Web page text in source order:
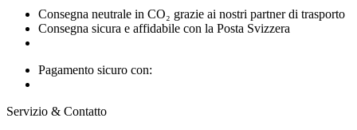
Consegna neutrale in CO₂ grazie ai nostri partner di trasporto
Consegna sicura e affidabile con la Posta Svizzera
Pagamento sicuro con:
Servizio & Contatto